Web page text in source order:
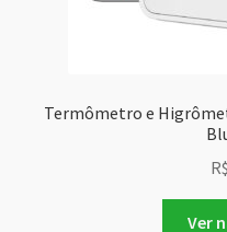
Termômetro e
R$
Ver